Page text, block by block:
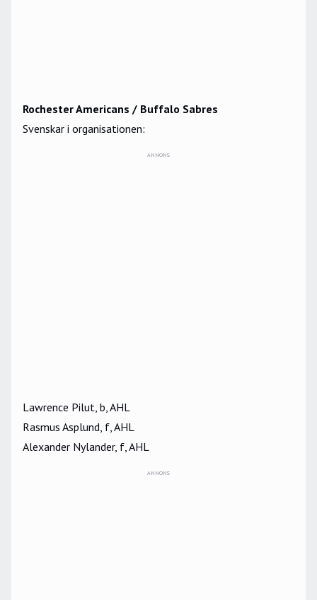
Rochester Americans / Buffalo Sabres
Svenskar i organisationen:
ANNONS
Lawrence Pilut, b, AHL
Rasmus Asplund, f, AHL
Alexander Nylander, f, AHL
ANNONS